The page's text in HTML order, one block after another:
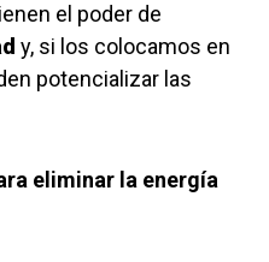
el poder de
y, si los colocamos en
potencializar las
eliminar la energía